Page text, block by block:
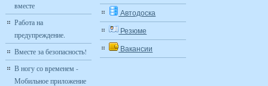
вместе
Работа на
предупреждение.
Вместе за безопасность!
В ногу со временем -
Мобильное приложение
Автодоска
Резюме
Вакансии